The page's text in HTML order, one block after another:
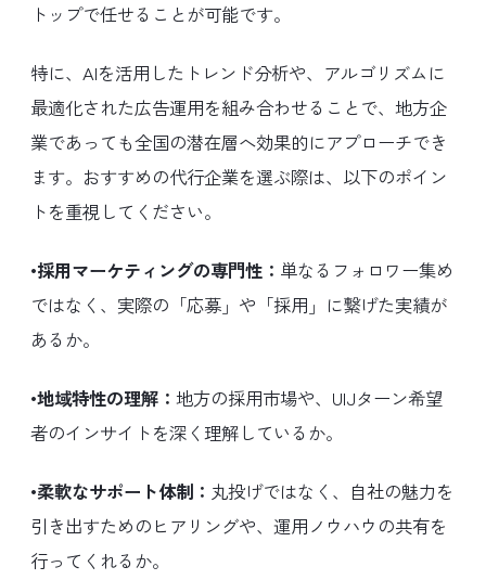
トップで任せることが可能です。
特に、AIを活用したトレンド分析や、アルゴリズムに
最適化された広告運用を組み合わせることで、地方企
業であっても全国の潜在層へ効果的にアプローチでき
ます。おすすめの代行企業を選ぶ際は、以下のポイン
トを重視してください。
•採用マーケティングの専門性： 単なるフォロワー集め
ではなく、実際の「応募」や「採用」に繋げた実績が
あるか。
•地域特性の理解： 地方の採用市場や、UIJターン希望
者のインサイトを深く理解しているか。
•柔軟なサポート体制： 丸投げではなく、自社の魅力を
引き出すためのヒアリングや、運用ノウハウの共有を
行ってくれるか。